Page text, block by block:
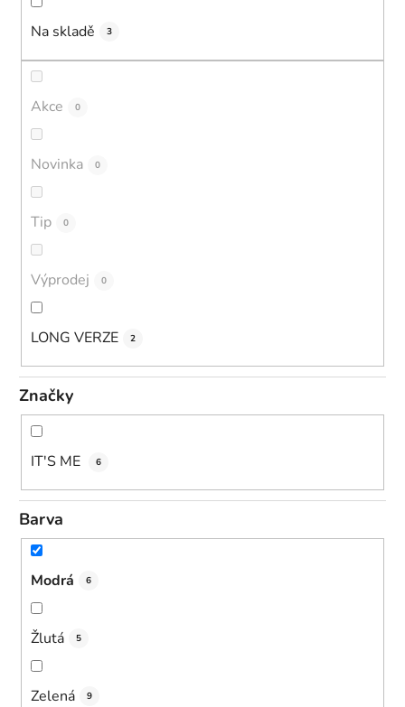
Na skladě 3
Akce 0
Novinka 0
Tip 0
Výprodej 0
LONG VERZE 2
Značky
IT'S ME 6
Barva
Modrá 6
Žlutá 5
Zelená 9